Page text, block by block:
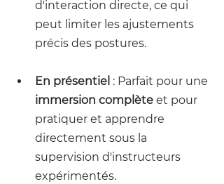
d'interaction directe, ce qui
peut limiter les ajustements
précis des postures.
En présentiel : Parfait pour une
immersion complète et pour
pratiquer et apprendre
directement sous la
supervision d'instructeurs
expérimentés.